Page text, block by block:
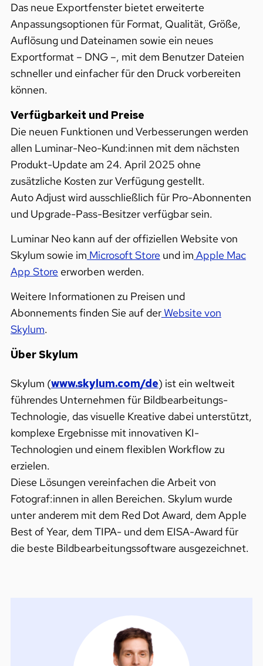
Das neue Exportfenster bietet erweiterte
Anpassungsoptionen für Format, Qualität, Größe,
Auflösung und Dateinamen sowie ein neues
Exportformat – DNG –, mit dem Benutzer Dateien
schneller und einfacher für den Druck vorbereiten
können.
Verfügbarkeit und Preise
Die neuen Funktionen und Verbesserungen werden
allen Luminar-Neo-Kund:innen mit dem nächsten
Produkt-Update am 24. April 2025 ohne
zusätzliche Kosten zur Verfügung gestellt.
Auto Adjust wird ausschließlich für Pro-Abonnenten
und Upgrade-Pass-Besitzer verfügbar sein.
Luminar Neo kann auf der offiziellen Website von
Skylum sowie im Microsoft Storeund im Apple Mac
App Storeerworben werden.
Weitere Informationen zu Preisen und
Abonnements finden Sie auf derWebsite von
Skylum.
Über Skylum
Skylum (www.skylum.com/de) ist ein weltweit
führendes Unternehmen für Bildbearbeitungs-
Technologie, das visuelle Kreative dabei unterstützt,
komplexe Ergebnisse mit innovativen KI-
Technologien und einem flexiblen Workflow zu
erzielen.
Diese Lösungen vereinfachen die Arbeit von
Fotograf:innen in allen Bereichen. Skylum wurde
unter anderem mit dem Red Dot Award, dem Apple
Best of Year, dem TIPA- und dem EISA-Award für
die beste Bildbearbeitungssoftware ausgezeichnet.